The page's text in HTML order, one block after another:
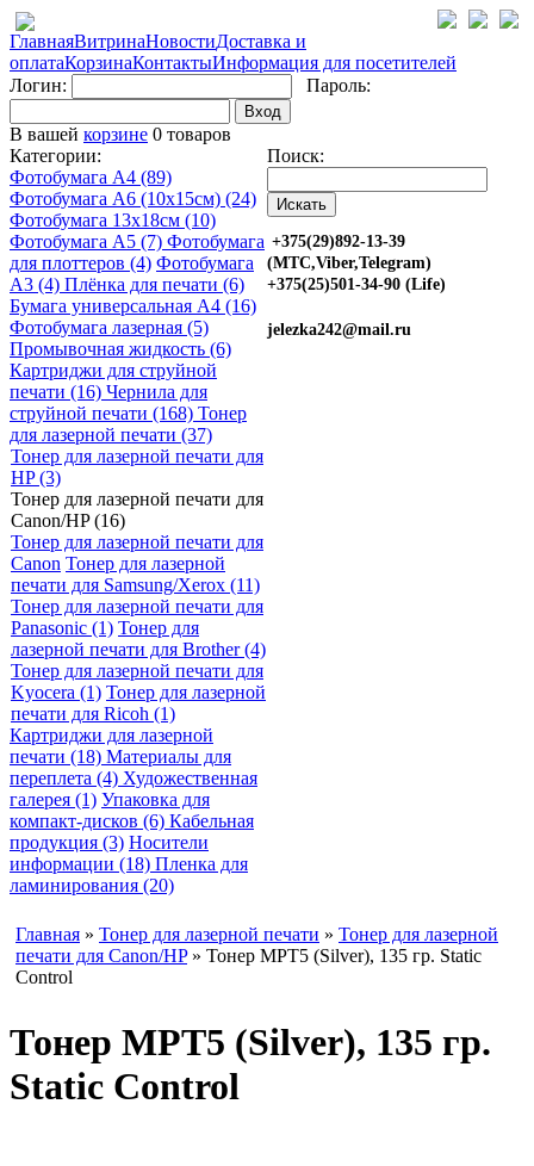
ГлавнаяВитринаНовостиДоставка и
оплатаКорзинаКонтактыИнформация для посетителей
Логин:
Пароль:
Вход
В вашей корзине 0 товаров
Категории:
Фотобумага A4 (89)
Фотобумага A6 (10х15см) (24)
Фотобумага 13х18см (10)
Фотобумага A5 (7) Фотобумага
для плоттеров (4) Фотобумага
A3 (4) Плёнка для печати (6)
Бумага универсальная A4 (16)
Фотобумага лазерная (5)
Промывочная жидкость (6)
Картриджи для струйной
печати (16) Чернила для
струйной печати (168) Тонер
для лазерной печати (37)
Тонер для лазерной печати для
HP (3)
Тонер для лазерной печати для
Canon/HP (16)
Тонер для лазерной печати для
Canon Тонер для лазерной
печати для Samsung/Xerox (11)
Тонер для лазерной печати для
Panasonic (1) Тонер для
лазерной печати для Brother (4)
Тонер для лазерной печати для
Kyocera (1) Тонер для лазерной
печати для Ricoh (1)
Картриджи для лазерной
печати (18) Материалы для
переплета (4) Художественная
галерея (1) Упаковка для
компакт-дисков (6) Кабельная
продукция (3) Носители
информации (18) Пленка для
ламинирования (20)
Поиск:
+375(29)892-13-39
(МТС,Viber,Telegram)
+375(25)501-34-90 (Life)
jelezka242@mail.ru
Главная » Тонер для лазерной печати » Тонер для лазерной
печати для Canon/HP» Тонер MPT5 (Silver), 135 гр. Static
Control
Тонер MPT5 (Silver), 135 гр.
Static Control